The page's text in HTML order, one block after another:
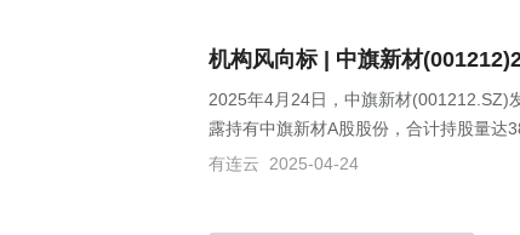
机构风向标 | 中旗新材
2025年4月24日，中旗新材(001212.SZ)
露持有中旗新材A股股份，合计持股量达
有连云
2025-04-24